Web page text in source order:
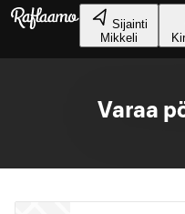
Siirry pääsisältöön
Sijainti
Mikkeli
Varaa